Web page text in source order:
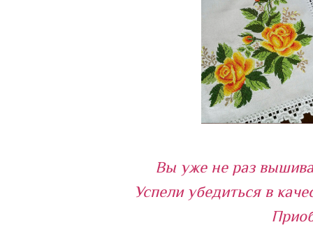
Вы уже не раз
Успели убедиться в